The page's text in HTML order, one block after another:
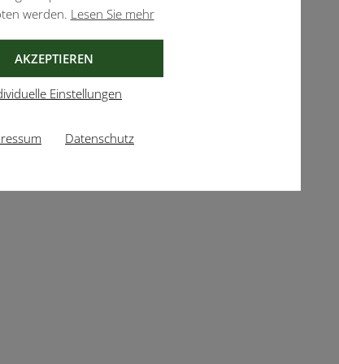
werden. Lesen Sie mehr
AKZEPTIEREN
Einstellungen
Datenschutz